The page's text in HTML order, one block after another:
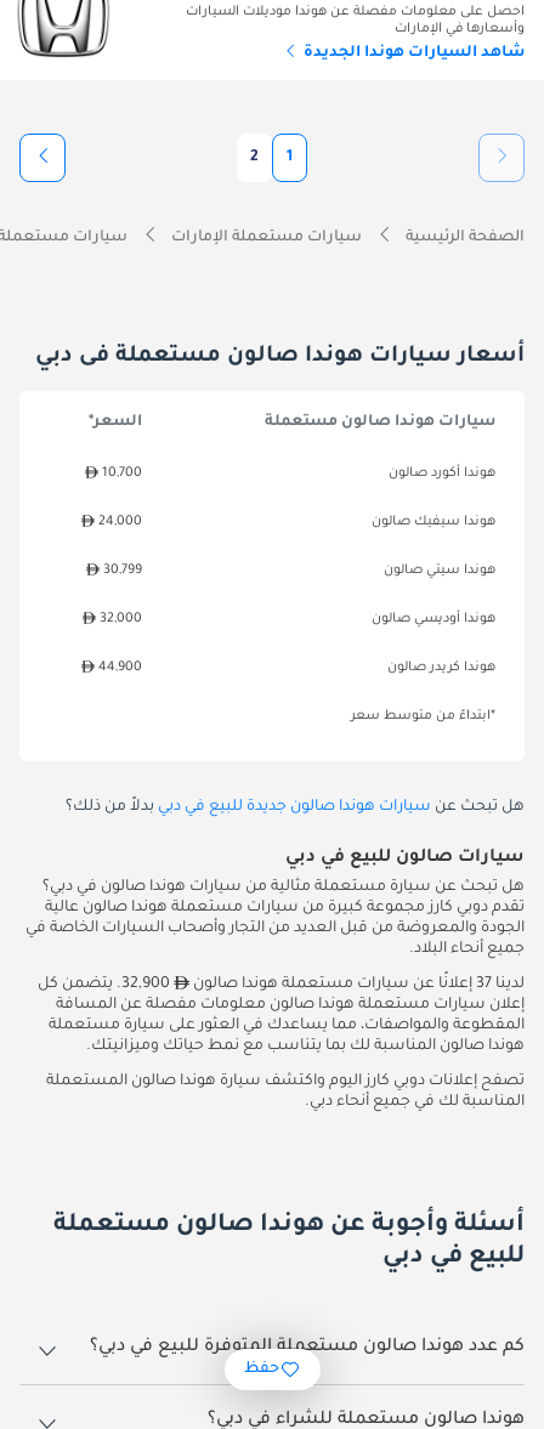
احصل على معلومات مفصلة عن هوندا موديلات السيارات
وأسعارها في الإمارات
شاهد السيارات هوندا الجديدة
1
2
الصفحة الرئيسية سيارات مستعملة الإمارات سيارات
أسعار سيارات هوندا صالون مستعملة فى دبي
سيارات هوندا صالون مستعملة السعر*
هوندا أكورد صالون 10,700
هوندا سيفيك صالون 24,000
هوندا سيتي صالون 30,799
هوندا أوديسي صالون 32,000
هوندا كريدر صالون 44,900
*ابتداءً من متوسط سعر
هل تبحث عن سيارات هوندا صالون جديدة للبيع في دبي بدلاً من ذلك؟
سيارات صالون للبيع في دبي
هل تبحث عن سيارة مستعملة مثالية من سيارات هوندا صالون في دبي؟
تقدم دوبي كارز مجموعة كبيرة من سيارات مستعملة هوندا صالون عالية
الجودة والمعروضة من قبل العديد من التجار وأصحاب السيارات الخاصة في
جميع أنحاء البلاد.
لدينا 37 إعلانًا عن سيارات مستعملة هوندا صالون
32,900. يتضمن كل
إعلان سيارات مستعملة هوندا صالون معلومات مفصلة عن المسافة
المقطوعة والمواصفات، مما يساعدك في العثور على سيارة مستعملة
هوندا صالون المناسبة لك بما يتناسب مع نمط حياتك وميزانيتك.
تصفح إعلانات دوبي كارز اليوم واكتشف سيارة هوندا صالون المستعملة
المناسبة لك في جميع أنحاء دبي.
أسئلة وأجوبة عن هوندا صالون مستعملة
للبيع في دبي
كم عدد هوندا صالون مستعملة المتوفرة للبيع في دبي؟
هناك 37 هوندا صالون مستعملة متاحة للبيع في دبي.
هوندا صالون مستعملة للشراء في دبي؟
حفظ